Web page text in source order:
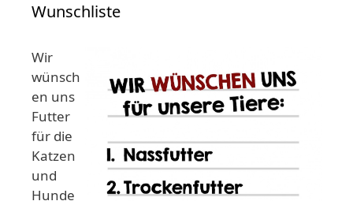
Wunschliste
Wir
wünsch
en uns
Futter
für die
Katzen
und
Hunde